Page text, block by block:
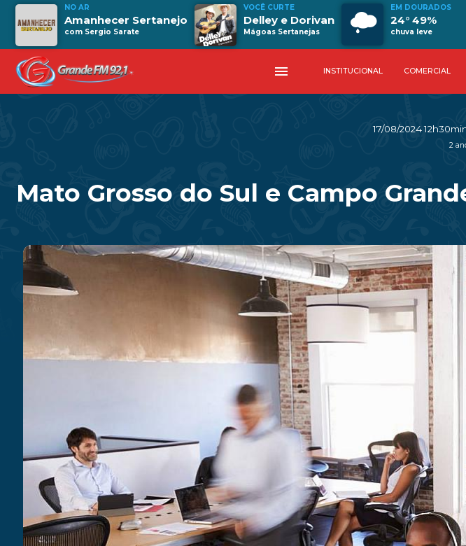
NO AR
Amanhecer Sertanejo
com Sergio Sarate
VOCÊ CURTE
Delley e Dorivan
Mágoas Sertanejas
EM DOURADOS
24° 49%
chuva leve
menu INSTITUCIONAL COMERCIAL
17/08/2024
2
Mato Grosso do Sul e Campo